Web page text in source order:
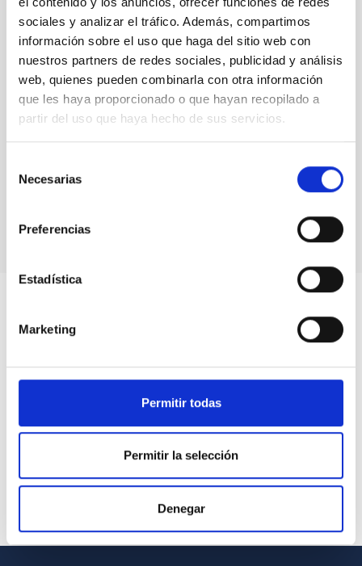
sociales y analizar el tráfico. Además, compartimos
información sobre el uso que haga del sitio web con
nuestros partners de redes sociales, publicidad y análisis
web, quienes pueden combinarla con otra información
que les haya proporcionado o que hayan recopilado a
partir del uso que haya hecho de sus servicios.
Necesarias
Preferencias
Estadística
Marketing
Permitir todas
Permitir la selección
Denegar
Press conference after the meeting of the